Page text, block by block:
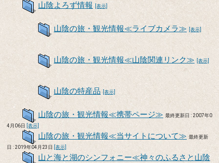
山陰よろず情報 [表示]
山陰の旅・観光情報≪ライブカメラ≫ [表示]
山陰の旅・観光情報≪山陰関連リンク≫ [表示]
山陰の特産品 [表示]
山陰の旅・観光情報≪携帯ページ≫ 最終更新日 : 2007年0
4月06日
[表示]
山陰の旅・観光情報≪当サイトについて≫ 最終更新
日 : 2019年04月23日 [表示]
山と海と湖のシンフォニー≪神々のふるさと山陰